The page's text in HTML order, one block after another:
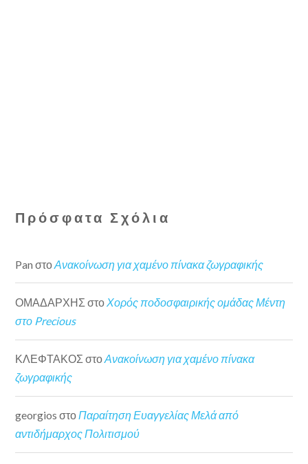
Πρόσφατα Σχόλια
Pan στοΑνακοίνωση για χαμένο πίνακα ζωγραφικής
ΟΜΑΔΑΡΧΗΣ στοΧορός ποδοσφαιρικής ομάδας Μέντη
στο Precious
ΚΛΕΦΤΑΚΟΣ στοΑνακοίνωση για χαμένο πίνακα
ζωγραφικής
georgios στοΠαραίτηση Ευαγγελίας Μελά από
αντιδήμαρχος Πολιτισμού